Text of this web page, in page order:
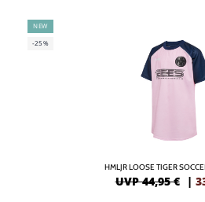
NEW
-25%
HMLJR LOOSE TIGER
UVP 44,95 € |